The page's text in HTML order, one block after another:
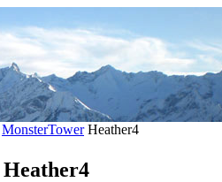
MonsterTower Heather4
Heather4